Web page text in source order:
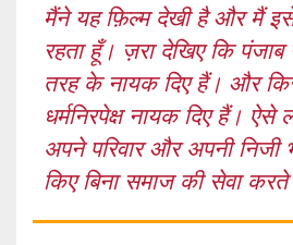
मैंने यह फ़िल्म देखी है और मैं इसे
रहता हूँ। ज़रा देखिए कि
तरह के नायक दिए हैं। और
धर्मनिरपेक्ष नायक दिए हैं। ऐसे
अपने परिवार और अपनी निजी
किए बिना समाज की सेवा